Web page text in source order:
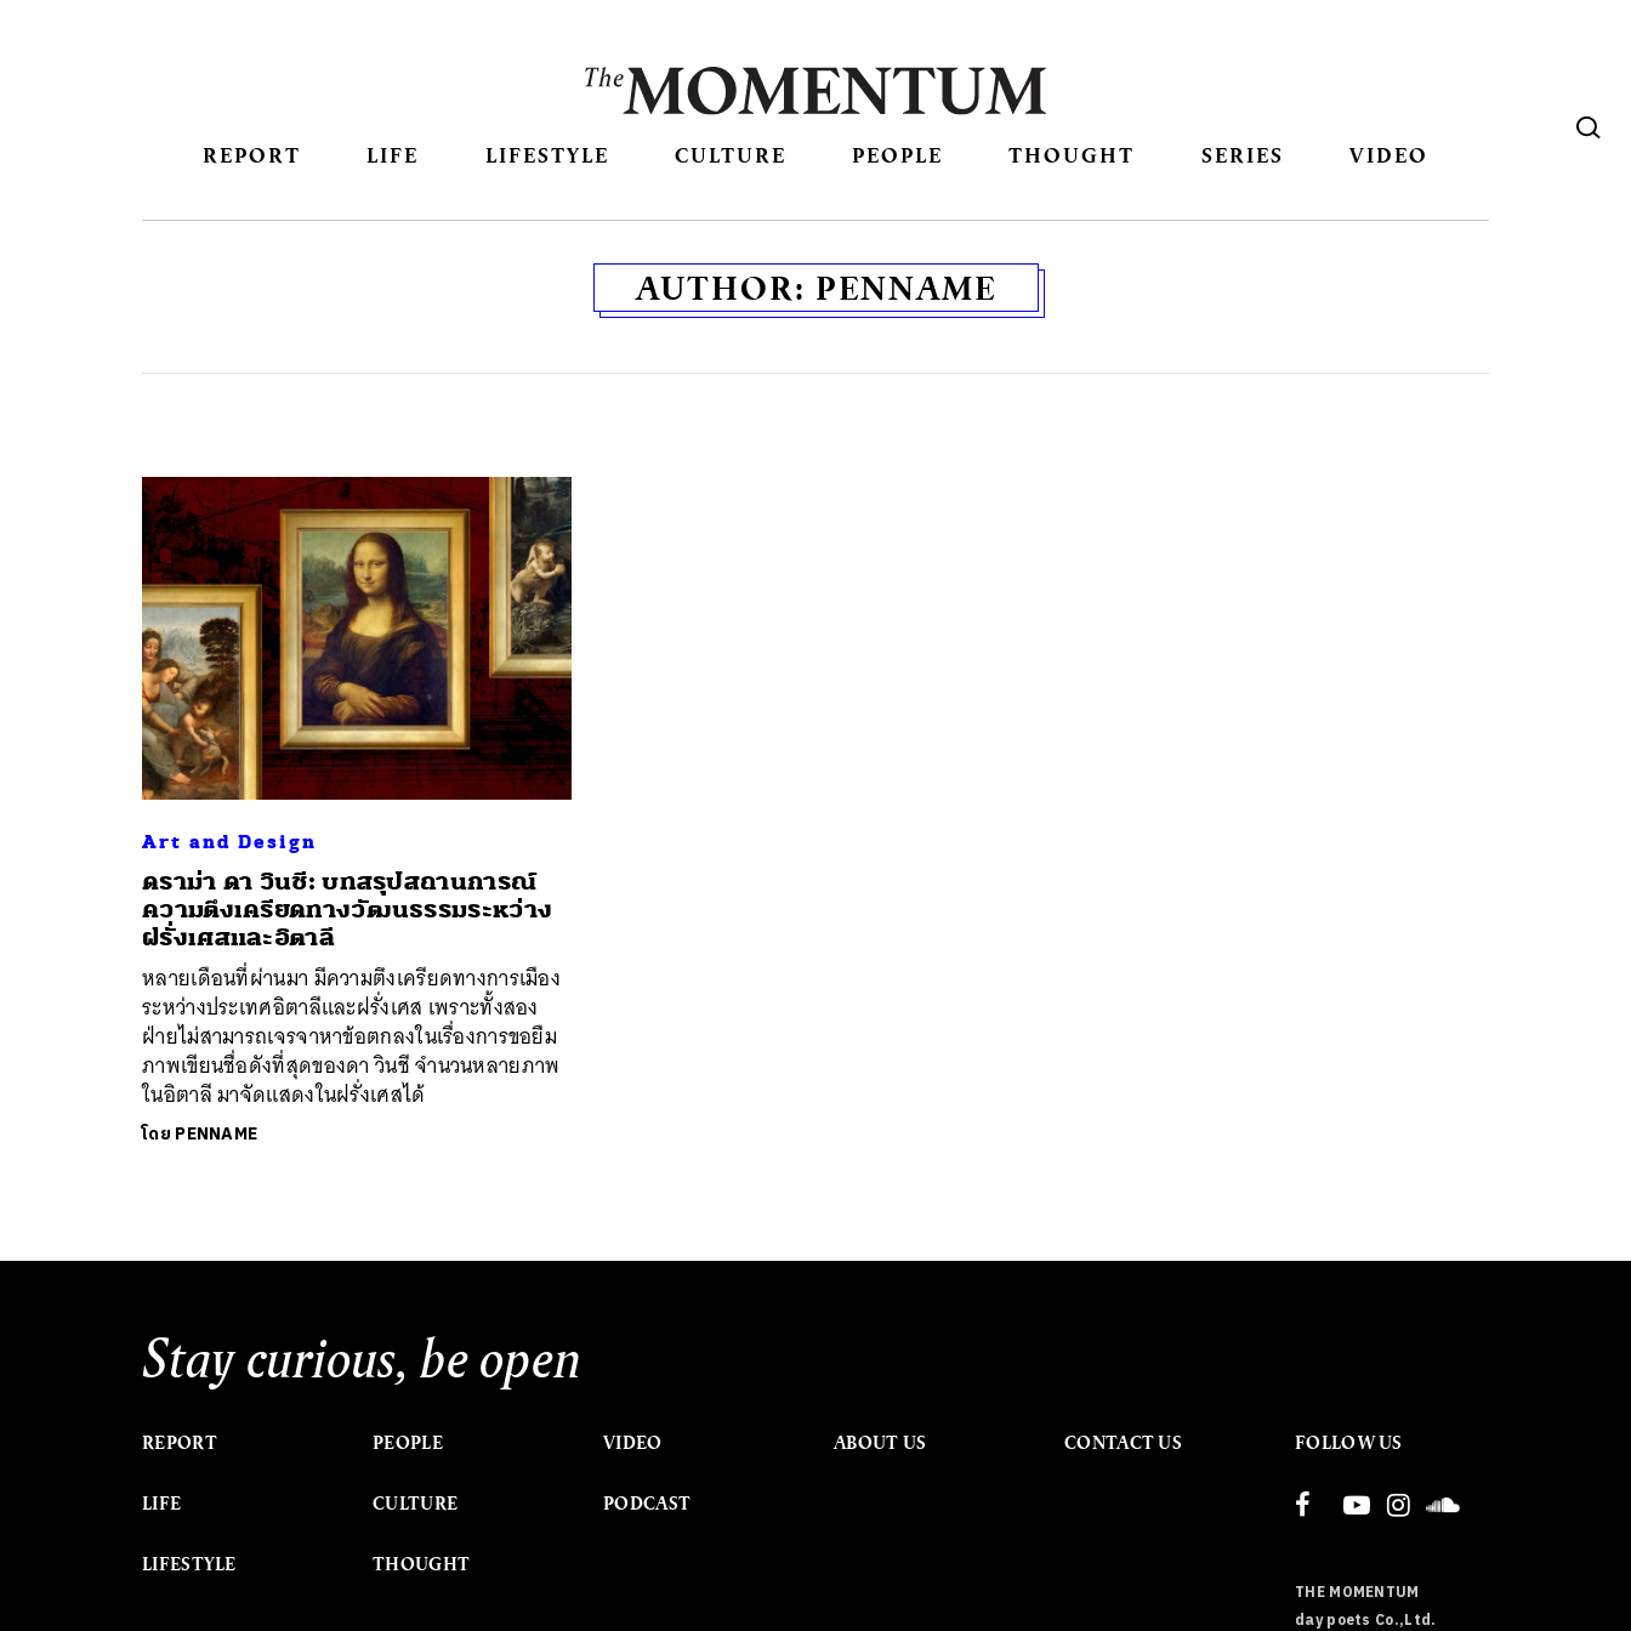
REPORT LIFE LIFESTYLE CULTURE PEOPLE THOUGHT SERIES VIDEO
AUTHOR: PENNAME
Art and Design
ดราม่า ดา วินชี: บทสรุปสถานการณ์
ความตึงเครียดทางวัฒนธรรมระหว่าง
ฝรั่งเศสและอิตาลี
หลายเดือนที่ผ่านมา มีความตึงเครียดทางการเมือง
ระหว่างประเทศอิตาลีและฝรั่งเศส เพราะทั้งสอง
ฝ่ายไม่สามารถเจรจาหาข้อตกลงในเรื่องการขอยืม
ภาพเขียนชื่อดังที่สุดของดา วินชี จำนวนหลายภาพ
ในอิตาลี มาจัดแสดงในฝรั่งเศสได้
โดย PENNAME
Stay curious, be open
REPORT
LIFE
LIFESTYLE
PEOPLE
CULTURE
THOUGHT
VIDEO
PODCAST
ABOUT US CONTACT US FOLLOW US
THE MOMENTUM
day poets Co.,Ltd.